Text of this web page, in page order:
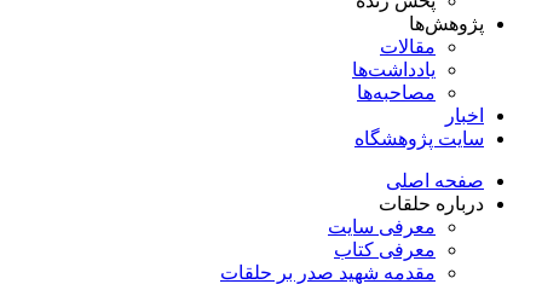
پژوهش‌ها
مقالات
یادداشت‌ها
مصاحبه‌ها
اخبار
سایت پژوهشگاه
صفحه اصلی
درباره حلقات
معرفی سایت
معرفی کتاب
مقدمه شهید صدر بر حلقات